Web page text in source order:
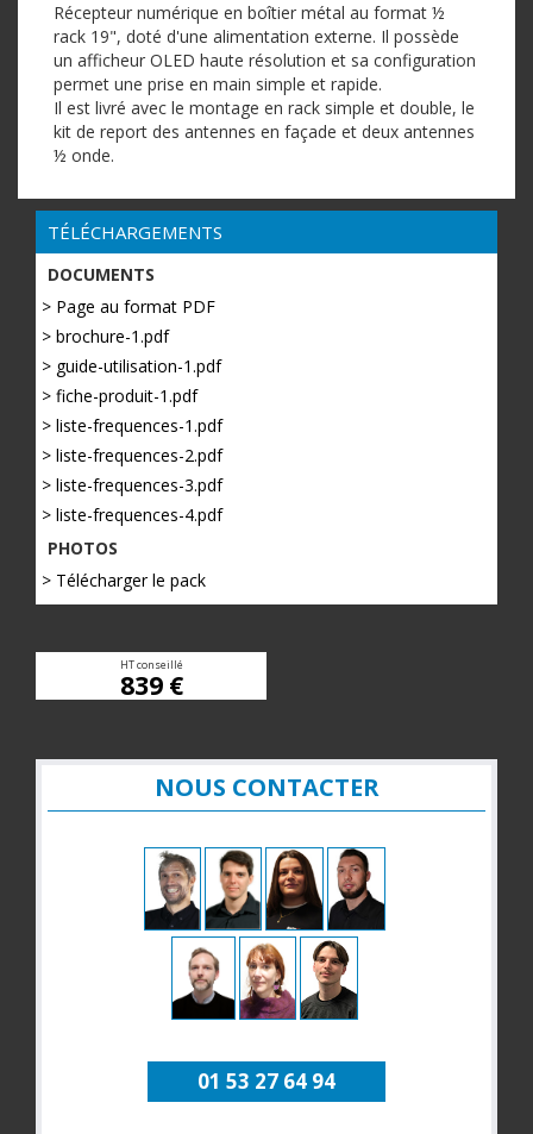
Récepteur numérique en boîtier métal au format ½
rack 19", doté d'une alimentation externe. Il possède
un afficheur OLED haute résolution et sa configuration
permet une prise en main simple et rapide.
Il est livré avec le montage en rack simple et double, le
kit de report des antennes en façade et deux antennes
½ onde.
TÉLÉCHARGEMENTS
DOCUMENTS
> Page au format PDF
> brochure-1.pdf
> guide-utilisation-1.pdf
> fiche-produit-1.pdf
> liste-frequences-1.pdf
> liste-frequences-2.pdf
> liste-frequences-3.pdf
> liste-frequences-4.pdf
PHOTOS
> Télécharger le pack
HT conseillé
839 €
NOUS CONTACTER
01 53 27 64 94